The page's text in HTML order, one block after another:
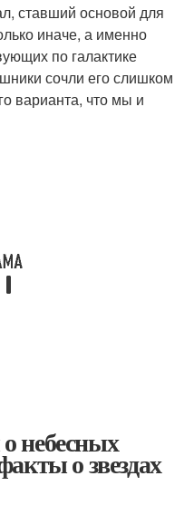
ставший основой для
иначе, а именно
по галактике
сочли его слишком
варианта, что мы и
небесных
о звездах